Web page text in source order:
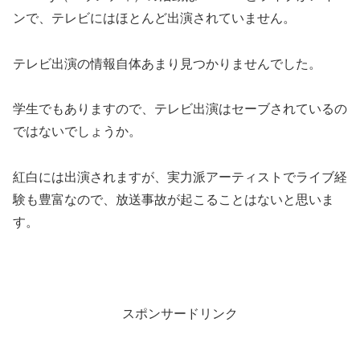
ンで、テレビにはほとんど出演されていません。
テレビ出演の情報自体あまり見つかりませんでした。
学生でもありますので、テレビ出演はセーブされているの
ではないでしょうか。
紅白には出演されますが、実力派アーティストでライブ経
験も豊富なので、放送事故が起こることはないと思いま
す。
スポンサードリンク